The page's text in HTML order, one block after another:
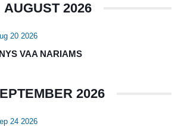
AUGUST 2026
20 2026
VAA NARIAMS
2026
24 2026